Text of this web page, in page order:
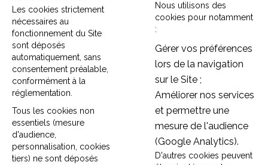
Les cookies strictement
nécessaires au
fonctionnement du Site
sont déposés
automatiquement, sans
consentement préalable,
conformément à la
réglementation.
Tous les cookies non
essentiels (mesure
d'audience,
personnalisation, cookies
tiers) ne sont déposés
Nous utilisons des
cookies pour notamment
:
Gérer vos préférences
lors de la navigation
sur le Site ;
Améliorer nos services
et permettre une
mesure de l'audience
(Google Analytics).
D'autres cookies peuvent